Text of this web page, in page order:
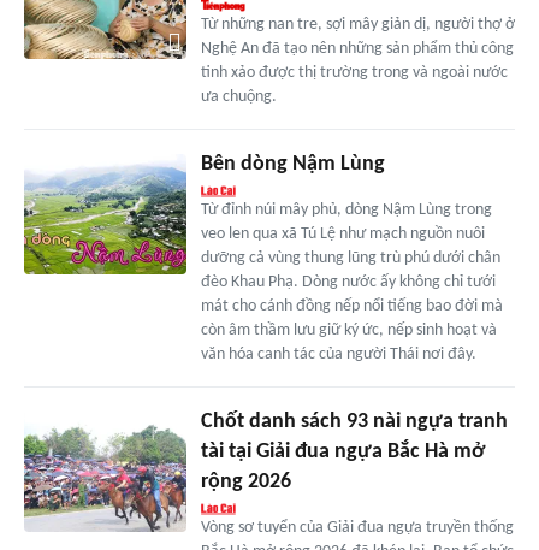
Từ những nan tre, sợi mây giản dị, người thợ ở
Nghệ An đã tạo nên những sản phẩm thủ công
tinh xảo được thị trường trong và ngoài nước
ưa chuộng.
Bên dòng Nậm Lùng
Từ đỉnh núi mây phủ, dòng Nậm Lùng trong
veo len qua xã Tú Lệ như mạch nguồn nuôi
dưỡng cả vùng thung lũng trù phú dưới chân
đèo Khau Phạ. Dòng nước ấy không chỉ tưới
mát cho cánh đồng nếp nổi tiếng bao đời mà
còn âm thầm lưu giữ ký ức, nếp sinh hoạt và
văn hóa canh tác của người Thái nơi đây.
Chốt danh sách 93 nài ngựa tranh
tài tại Giải đua ngựa Bắc Hà mở
rộng 2026
Vòng sơ tuyển của Giải đua ngựa truyền thống